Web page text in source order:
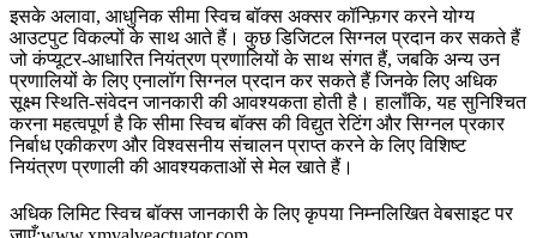
इसके अलावा, आधुनिक सीमा स्विच बॉक्स अक्सर कॉन्फ़िगर करने योग्य
आउटपुट विकल्पों के साथ आते हैं। कुछ डिजिटल सिग्नल प्रदान कर सकते हैं
जो कंप्यूटर-आधारित नियंत्रण प्रणालियों के साथ संगत हैं, जबकि अन्य उन
प्रणालियों के लिए एनालॉग सिग्नल प्रदान कर सकते हैं जिनके लिए अधिक
सूक्ष्म स्थिति-संवेदन जानकारी की आवश्यकता होती है। हालाँकि, यह सुनिश्चित
करना महत्वपूर्ण है कि सीमा स्विच बॉक्स की विद्युत रेटिंग और सिग्नल प्रकार
निर्बाध एकीकरण और विश्वसनीय संचालन प्राप्त करने के लिए विशिष्ट
नियंत्रण प्रणाली की आवश्यकताओं से मेल खाते हैं।
अधिक लिमिट स्विच बॉक्स जानकारी के लिए कृपया निम्नलिखित वेबसाइट पर